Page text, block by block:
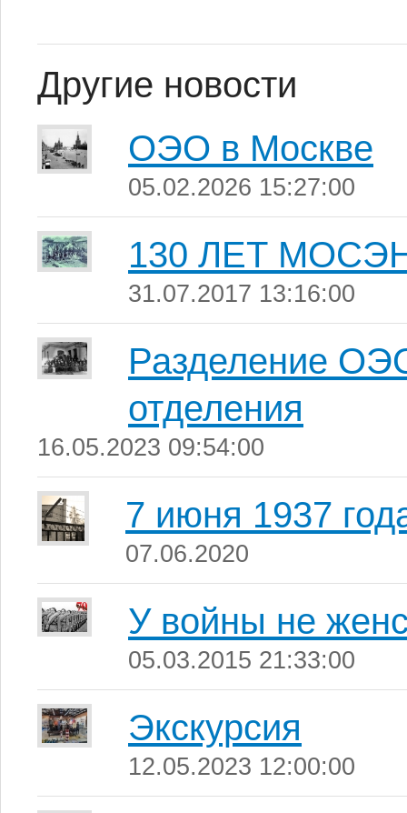
Другие новости
ОЭО в Москве
05.02.2026 15:27:00
130 ЛЕТ
31.07.2017 13:16:00
Разделение
отделения
16.05.2023 09:54:00
7 июня 1937
07.06.2020
У войны не
05.03.2015 21:33:00
Экскурсия
12.05.2023 12:00:00